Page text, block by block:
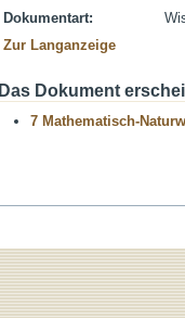
Dokumentart:
Zur Langanzeige
Das Dokument
7 Mathematisch-